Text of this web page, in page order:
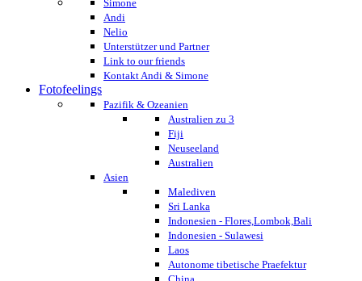
Simone
Andi
Nelio
Unterstützer und Partner
Link to our friends
Kontakt Andi & Simone
Fotofeelings
Pazifik & Ozeanien
Australien zu 3
Fiji
Neuseeland
Australien
Asien
Malediven
Sri Lanka
Indonesien - Flores,Lombok,Bali
Indonesien - Sulawesi
Laos
Autonome tibetische Praefektur